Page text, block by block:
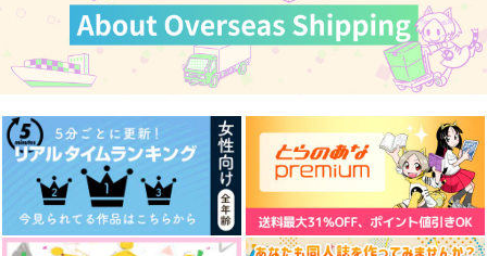
愛とかいろいろあるところ あなたは俺の運命でしょ！！
やらしく躾けて愛してあげる－Dom
／Subユニバース－２
最狂ヤンキーが僕だけに夢中な
件！？
うたの☆プリンスさまっ♪HE
★VENSドラマCD「BLACK G
ARDEN-memento-」
悲劇の元凶となる最強外道ラ
スボス女王は民の為に尽くし
ます。Season2